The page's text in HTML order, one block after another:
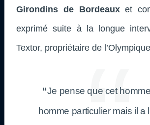
Girondins de Bordeauxet
exprimé suite à la longue
Textor, propriétaire de
“Je pense que cet
homme particulier mais il a